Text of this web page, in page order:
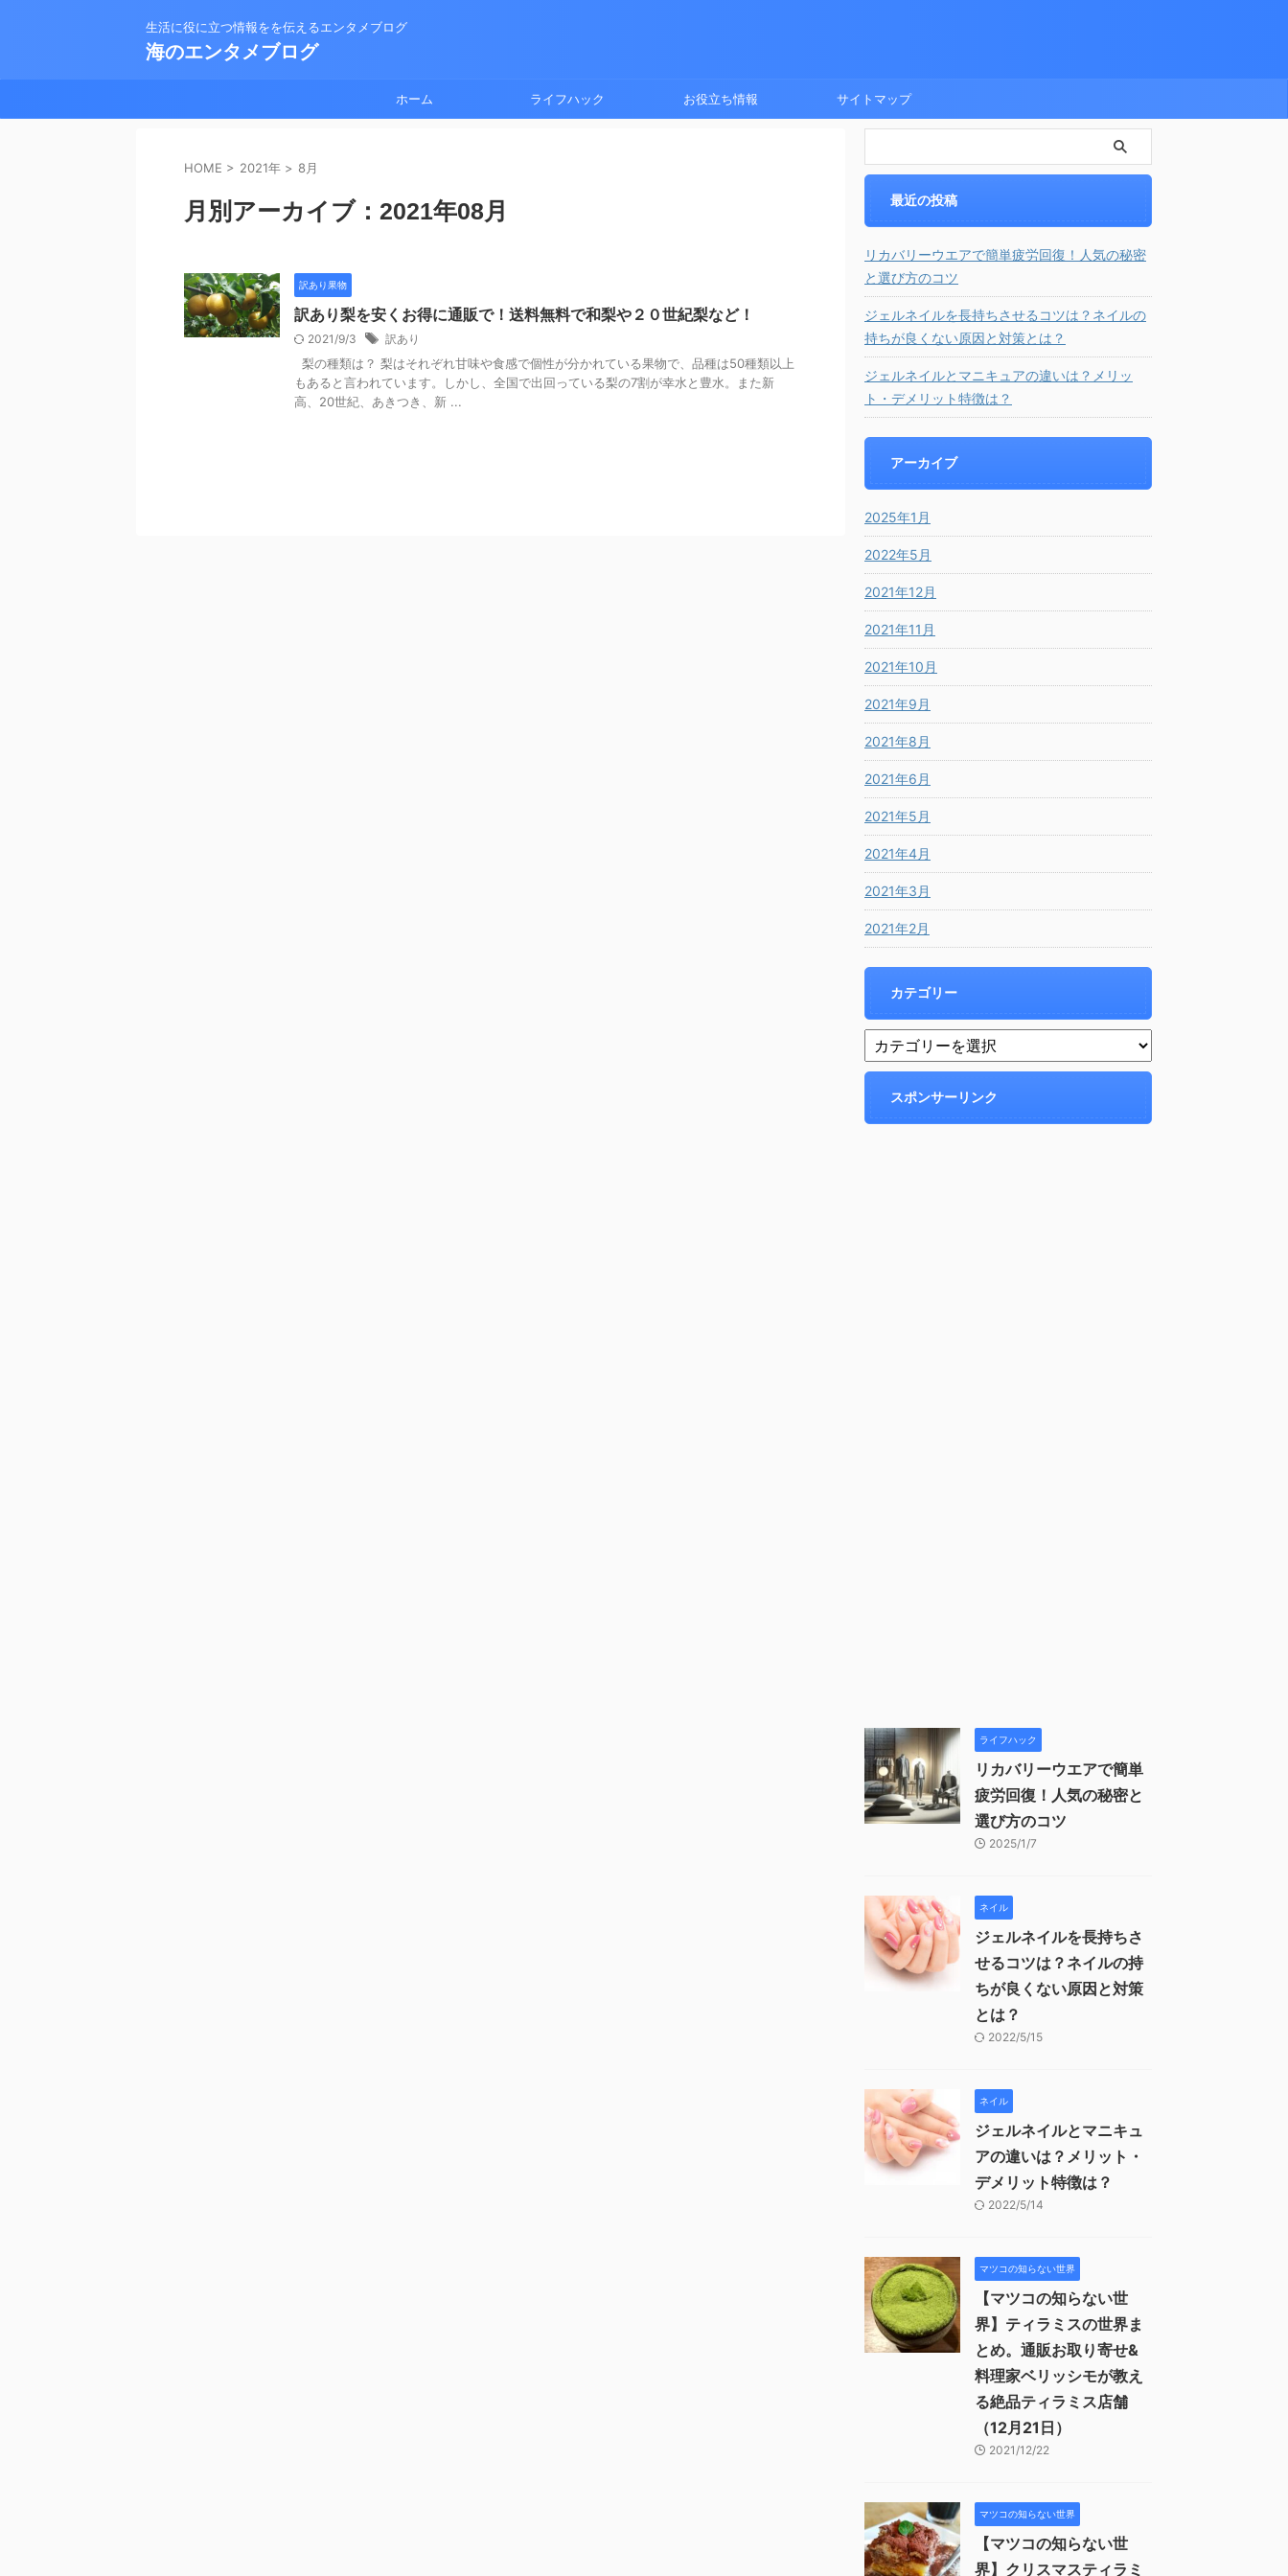
生活に役に立つ情報をを伝えるエンタメブログ
海のエンタメブログ
ホーム ライフハック お役立ち情報 サイトマップ
HOME > 2021年 > 8月
月別アーカイブ：2021年08月
訳あり果物
訳あり梨を安くお得に通販で！送料無料で和梨や２０世紀梨など！
2021/9/3 訳あり
梨の種類は？ 梨はそれぞれ甘味や食感で個性が分かれている果物で、品種は50種類以上
もあると言われています。しかし、全国で出回っている梨の7割が幸水と豊水。また新
高、20世紀、あきつき、新 ...
最近の投稿
リカバリーウエアで簡単疲労回復！人気の秘密
と選び方のコツ
ジェルネイルを長持ちさせるコツは？ネイルの
持ちが良くない原因と対策とは？
ジェルネイルとマニキュアの違いは？メリッ
ト・デメリット特徴は？
アーカイブ
2025年1月
2022年5月
2021年12月
2021年11月
2021年10月
2021年9月
2021年8月
2021年6月
2021年5月
2021年4月
2021年3月
2021年2月
カテゴリー
スポンサーリンク
ライフハック
リカバリーウエアで簡単
疲労回復！人気の秘密と
選び方のコツ
2025/1/7
ネイル
ジェルネイルを長持ちさ
せるコツは？ネイルの持
ちが良くない原因と対策
とは？
2022/5/15
ネイル
ジェルネイルとマニキュ
アの違いは？メリット・
デメリット特徴は？
2022/5/14
マツコの知らない世界
【マツコの知らない世
界】ティラミスの世界ま
とめ。通販お取り寄せ&
料理家ベリッシモが教え
る絶品ティラミス店舗
（12月21日）
2021/12/22
マツコの知らない世界
【マツコの知らない世
界】クリスマスティラミ